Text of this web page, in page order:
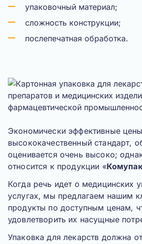
упаковочный материал;
сложность конструкции;
послепечатная обработка.
Экономически эффективные
высококачественный стандарт,
оценивается очень высоко;
относится к продукции «Комупак
Когда речь идет о медицинских
услугах, мы предлагаем нашим
продукты по доступным ценам,
удовлетворить их насущные
Упаковка для лекарств должна